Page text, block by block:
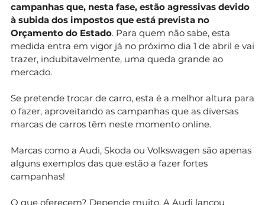
campanhas que, nesta fase, estão agressivas devido
à subida dos impostos que está prevista no
Orçamento do Estado. Para quem não sabe, esta
medida entra em vigor já no próximo dia 1 de abril e vai
trazer, indubitavelmente, uma queda grande ao
mercado.
Se pretende trocar de carro, esta é a melhor altura para
o fazer, aproveitando as campanhas que as diversas
marcas de carros têm neste momento online.
Marcas como a Audi, Skoda ou Volkswagen são apenas
alguns exemplos das que estão a fazer fortes
campanhas!
O que oferecem? Depende muito. A Audi lançou